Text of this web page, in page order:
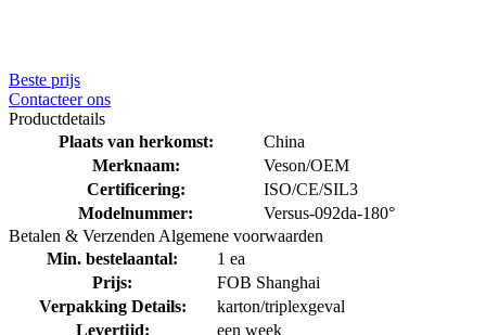
Beste prijs
Contacteer ons
Productdetails
Plaats van herkomst:
China
Merknaam:
Veson/OEM
Certificering:
ISO/CE/SIL3
Modelnummer:
Versus-092da-180°
Betalen & Verzenden Algemene voorwaarden
Min. bestelaantal:
1 ea
Prijs:
FOB Shanghai
Verpakking Details:
karton/triplexgeval
Levertijd:
een week